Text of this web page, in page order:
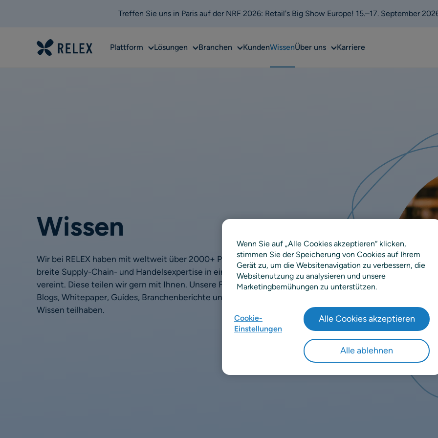
Treffen Sie uns in Paris auf der NRF 2026: Retail's Big Show Europe! 15.–17. September
Plattform SubLösungen SubBranchen SubKundenWissenÜber unsSubKarriere
Wissen
Wir bei RELEX haben mit weltweit über 2000+ Planungsspezialisten eine
breite Supply-Chain- und Handelsexpertise in einem Unternehmen
vereint. Diese teilen wir gern mit Ihnen. Unsere Fachleute lassen Sie über
Blogs, Whitepaper, Guides, Branchenberichte und Videos an ihrem
Wissen teilhaben.
Wenn Sie auf „Alle Cookies akzeptieren“ klicken,
stimmen Sie der Speicherung von Cookies auf Ihrem
Gerät zu, um die Websitenavigation zu verbessern, die
Websitenutzung zu analysieren und unsere
Marketingbemühungen zu unterstützen.
Cookie-
Einstellungen
Alle ablehnen
Alle Cookies akzeptieren